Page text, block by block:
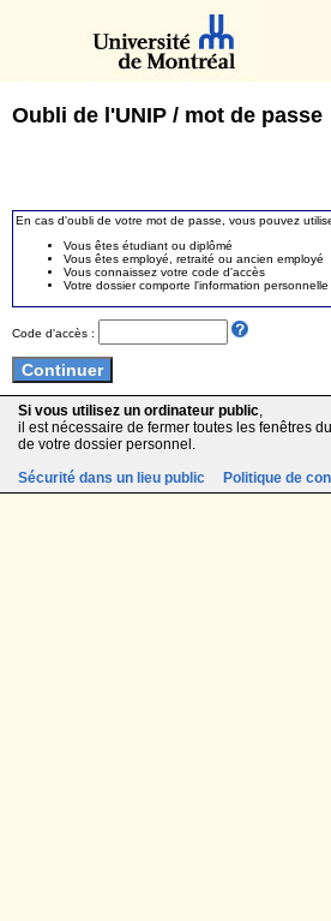
Oubli de l'UNIP / mot de passe
En cas d'oubli de votre mot de passe, vous pouvez
Vous êtes étudiant ou diplômé
Vous êtes employé, retraité ou ancien employé
Vous connaissez votre code d'accès
Votre dossier comporte l'information
Code d'accès :
Si vous utilisez un ordinateur public,
il est nécessaire de fermer toutes les fenêtres
de votre dossier personnel.
Sécurité dans un lieu public
Politique de